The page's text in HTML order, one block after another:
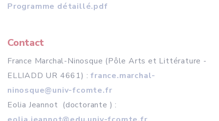
Programme détaillé.pdf
Contact
France Marchal-Ninosque (Pôle Arts et Littérature -
ELLIADD UR 4661) :france.marchal-
ninosque@univ-fcomte.fr
Eolia Jeannot (doctorante ) :